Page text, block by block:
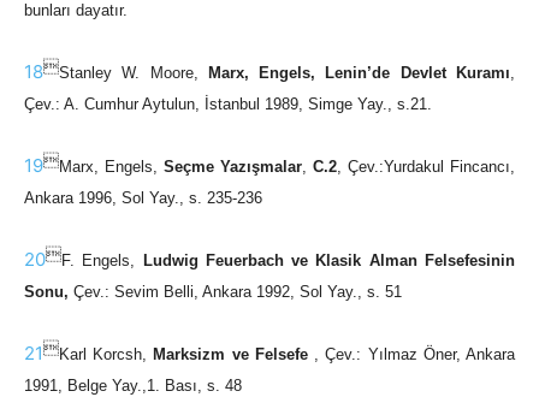
bunları dayatır.
18Stanley W. Moore, Marx, Engels, Lenin’de Devlet Kuramı,
Çev.: A. Cumhur Aytulun, İstanbul 1989, Simge Yay., s.21.
19Marx, Engels, Seçme Yazışmalar, C.2, Çev.:Yurdakul Fincancı,
Ankara 1996, Sol Yay., s. 235-236
20F. Engels, Ludwig Feuerbach ve Klasik Alman Felsefesinin
Sonu, Çev.: Sevim Belli, Ankara 1992, Sol Yay., s. 51
21Karl Korcsh, Marksizm ve Felsefe, Çev.: Yılmaz Öner, Ankara
1991, Belge Yay.,1. Bası, s. 48